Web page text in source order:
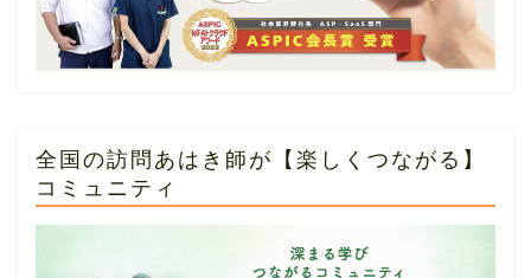
全国の訪問あはき師が【楽しくつながる】
コミュニティ